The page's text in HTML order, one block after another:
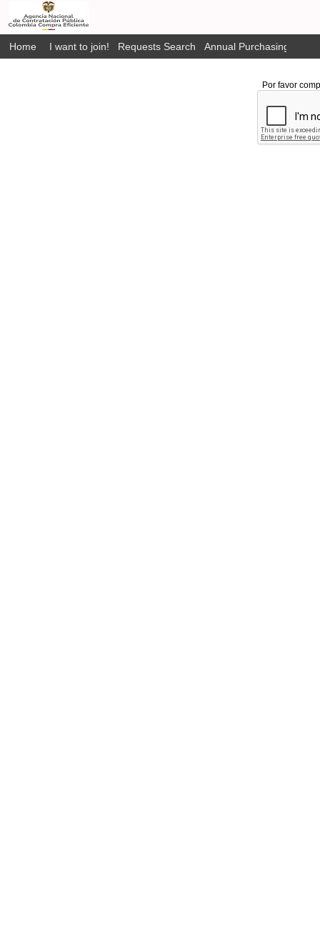
Home I want to join! Requests Search Annual Purchasing Plan
Por favor